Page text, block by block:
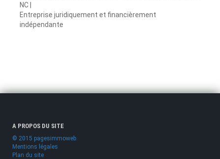
NC |
Entreprise juridiquement et financièrement
indépendante
A PROPOS DU SITE
© 2015 pagesimmoweb
Mentions légales
Plan du site